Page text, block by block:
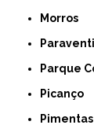
Morros
Paraventi
Parque
Picanço
Pimentas